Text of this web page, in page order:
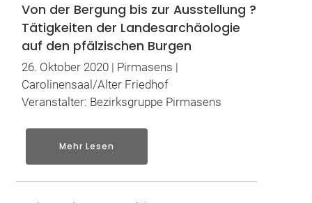
Von der Bergung bis zur Ausstellung ?
Tätigkeiten der Landesarchäologie
auf den pfälzischen Burgen
26. Oktober 2020 | Pirmasens |
Carolinensaal/Alter Friedhof
Veranstalter: Bezirksgruppe Pirmasens
Mehr Lesen